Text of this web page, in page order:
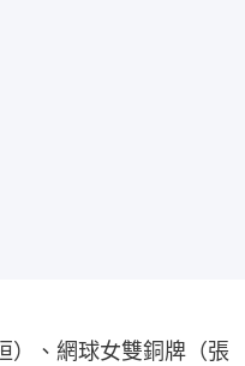
、網球女雙銅牌（張